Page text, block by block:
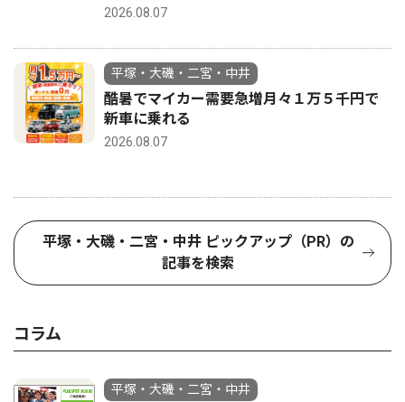
2026.08.07
平塚・大磯・二宮・中井
酷暑でマイカー需要急増月々１万５千円で
新車に乗れる
2026.08.07
平塚・大磯・二宮・中井 ピックアップ（PR）の
記事を検索
コラム
平塚・大磯・二宮・中井